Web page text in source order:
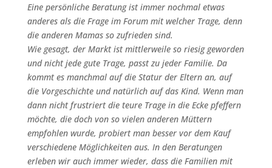
Eine persönliche Beratung ist immer nochmal etwas
anderes als die Frage im Forum mit welcher Trage, denn
die anderen Mamas so zufrieden sind.
Wie gesagt, der Markt ist mittlerweile so riesig geworden
und nicht jede gute Trage, passt zu jeder Familie. Da
kommt es manchmal auf die Statur der Eltern an, auf
die Vorgeschichte und natürlich auf das Kind. Wenn man
dann nicht frustriert die teure Trage in die Ecke pfeffern
möchte, die doch von so vielen anderen Müttern
empfohlen wurde, probiert man besser vor dem Kauf
verschiedene Möglichkeiten aus. In den Beratungen
erleben wir auch immer wieder, dass die Familien mit